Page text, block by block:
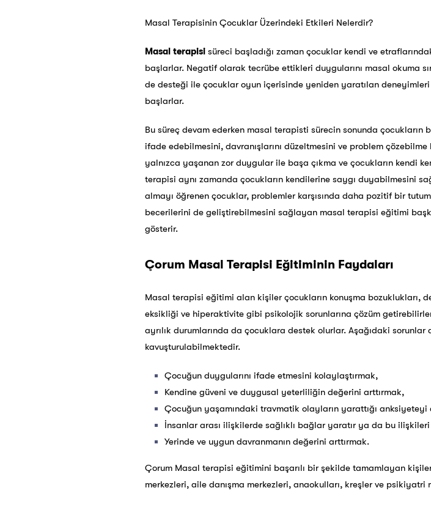
Masal Terapisinin Çocuklar Üzerindeki Etkileri Nelerdir?
Masal terapisi süreci başladığı zaman çocuklar kendi ve
başlarlar. Negatif olarak tecrübe ettikleri duygularını masal okuma
de desteği ile çocuklar oyun içerisinde yeniden yaratılan deneyimleri
başlarlar.
Bu süreç devam ederken masal terapisti sürecin sonunda
ifade edebilmesini, davranışlarını düzeltmesini ve problem
yalnızca yaşanan zor duygular ile başa çıkma ve çocukların kendi
terapisi aynı zamanda çocukların kendilerine saygı duyabilmesini
almayı öğrenen çocuklar, problemler karşısında daha pozitif bir
becerilerini de geliştirebilmesini sağlayan masal terapisi eğitimi
gösterir.
Çorum Masal Terapisi Eğitiminin Faydaları
Masal terapisi eğitimi alan kişiler çocukların konuşma bozuklukları,
eksikliği ve hiperaktivite gibi psikolojik sorunlarına çözüm
ayrılık durumlarında da çocuklara destek olurlar. Aşağıdaki
kavuşturulabilmektedir.
Çocuğun duygularını ifade etmesini kolaylaştırmak,
Kendine güveni ve duygusal yeterliliğin değerini arttırmak,
Çocuğun yaşamındaki travmatik olayların yarattığı
İnsanlar arası ilişkilerde sağlıklı bağlar yaratır ya da bu
Yerinde ve uygun davranmanın değerini arttırmak.
Çorum Masal terapisi eğitimini başarılı bir şekilde tamamlayan
merkezleri, aile danışma merkezleri, anaokulları, kreşler ve psikiyatri